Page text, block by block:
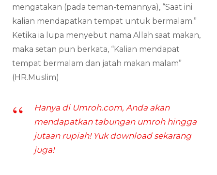
mengatakan (pada teman-temannya), “Saat ini
kalian mendapatkan tempat untuk bermalam.”
Ketika ia lupa menyebut nama Allah saat makan,
maka setan pun berkata, “Kalian mendapat
tempat bermalam dan jatah makan malam”
(HR.Muslim)
Hanya di Umroh.com, Anda akan
mendapatkan tabungan umroh hingga
jutaan rupiah! Yuk download sekarang
juga!